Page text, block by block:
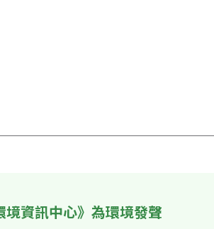
資訊中心》為環境發聲